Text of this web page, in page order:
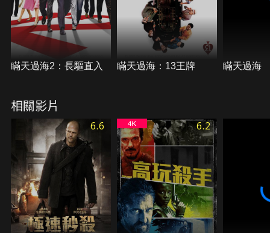
瞞天過海2：長驅直入 瞞天過海：13王牌 瞞天過海
相關影片
6.6 6.2